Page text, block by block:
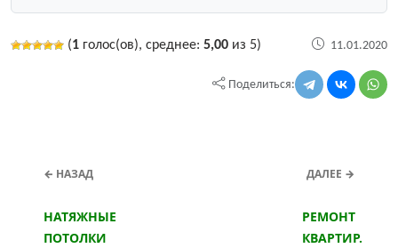
(1 голос(ов), среднее: 5,00 из 5) 11.01.2020
Поделиться:
← НАЗАД
НАТЯЖНЫЕ
ПОТОЛКИ
ДАЛЕЕ →
РЕМОНТ
КВАРТИР.